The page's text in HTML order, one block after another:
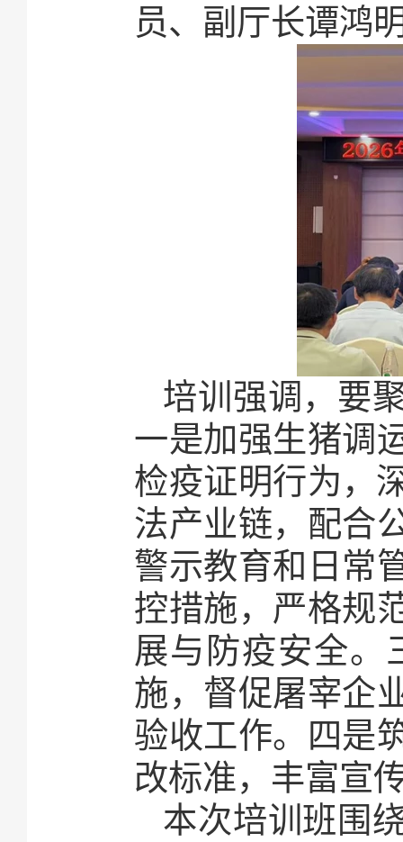
员、副厅长谭鸿
培训强调，要
一是加强生猪调
检疫证明行为，
法产业链，配合
警示教育和日常
控措施，严格规
展与防疫安全。
施，督促屠宰企
验收工作。四是
改标准，丰富宣
本次培训班围